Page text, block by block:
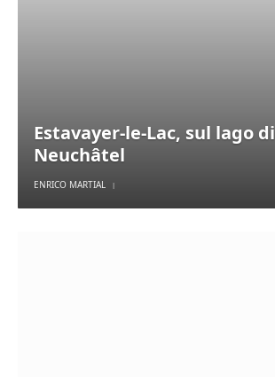
Estavayer-le-Lac, sul lago di
Neuchâtel
ENRICO MARTIAL